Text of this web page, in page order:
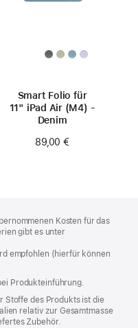
Smart Folio für
11" iPad Air (M4) -
Denim
89,00 €
Kosten für das
gibt es unter
empfohlen (hierfür können
Produkteinführung.
Stoffe des Produkts ist die
relativ zur Gesamtmasse
Zubehör.